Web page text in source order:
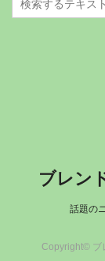
ブレン
話題の
Copyright© ブ